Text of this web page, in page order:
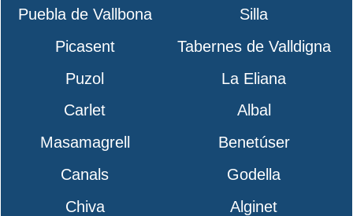
Puebla de Vallbona
Silla
Picasent
Tabernes de Valldigna
Puzol
La Eliana
Carlet
Albal
Masamagrell
Benetúser
Canals
Godella
Chiva
Alginet